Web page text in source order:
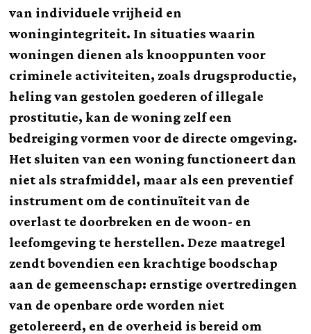
van individuele vrijheid en
woningintegriteit. In situaties waarin
woningen dienen als knooppunten voor
criminele activiteiten, zoals drugsproductie,
heling van gestolen goederen of illegale
prostitutie, kan de woning zelf een
bedreiging vormen voor de directe omgeving.
Het sluiten van een woning functioneert dan
niet als strafmiddel, maar als een preventief
instrument om de continuïteit van de
overlast te doorbreken en de woon- en
leefomgeving te herstellen. Deze maatregel
zendt bovendien een krachtige boodschap
aan de gemeenschap: ernstige overtredingen
van de openbare orde worden niet
getolereerd, en de overheid is bereid om